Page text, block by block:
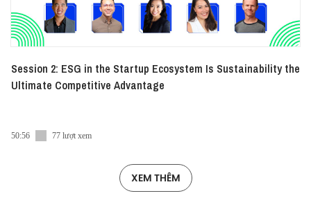
Session 2: ESG in the Startup Ecosystem Is Sustainability the
Ultimate Competitive Advantage
50:56 77 lượt xem
XEM THÊM